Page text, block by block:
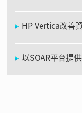
HP Vertica改善
以SOAR平台提